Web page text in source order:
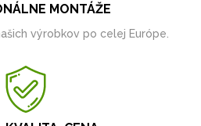
MONTÁŽE
výrobkov po celej Európe.